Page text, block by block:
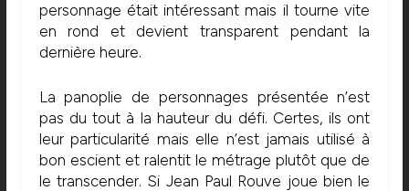
personnage était intéressant mais il tourne vite
en rond et devient transparent pendant la
dernière heure.
La panoplie de personnages présentée n’est
pas du tout à la hauteur du défi. Certes, ils ont
leur particularité mais elle n’est jamais utilisé à
bon escient et ralentit le métrage plutôt que de
le transcender. Si Jean Paul Rouve joue bien le